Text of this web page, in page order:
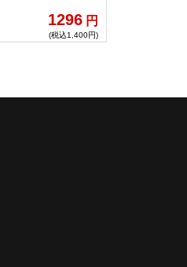
1296 円
(税込1,400円)